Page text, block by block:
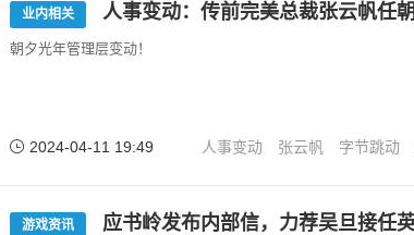
业内相关 人事变动：传前完美总裁张云帆任
朝夕光年管理层变动！
2024-04-11 19:49 人事变动 张云帆 字节跳动
游戏资讯 应书岭发布内部信，力荐吴旦接任